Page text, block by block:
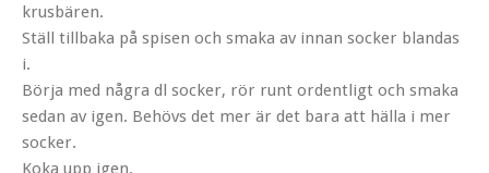
krusbären.
Ställ tillbaka på spisen och smaka av innan socker blandas
i.
Börja med några dl socker, rör runt ordentligt och smaka
sedan av igen. Behövs det mer är det bara att hälla i mer
socker.
Koka upp igen.